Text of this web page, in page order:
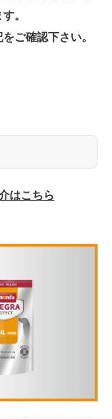
。
ご確認下さい。
はこちら